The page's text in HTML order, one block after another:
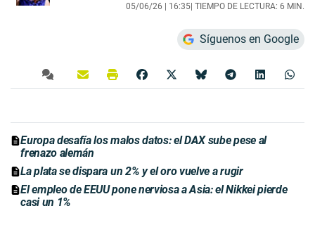
05/06/26 | 16:35| TIEMPO DE LECTURA: 6 MIN.
Síguenos en Google
Europa desafía los malos datos: el DAX sube pese al
frenazo alemán
La plata se dispara un 2% y el oro vuelve a rugir
El empleo de EEUU pone nerviosa a Asia: el Nikkei pierde
casi un 1%